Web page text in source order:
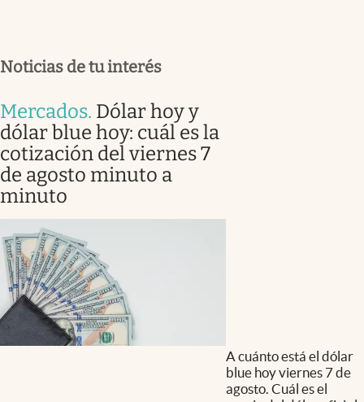
Noticias de tu interés
Mercados. Dólar hoy y
dólar blue hoy: cuál es la
cotización del viernes 7
de agosto minuto a
minuto
A cuánto está el dólar
blue hoy viernes 7 de
agosto. Cuál es el